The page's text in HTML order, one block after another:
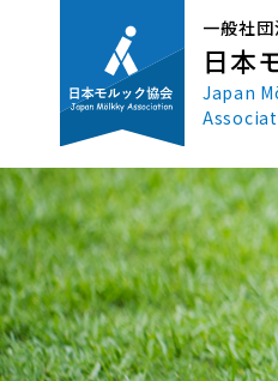
一般社団
日本
Japan